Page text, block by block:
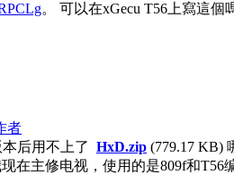
。 可以在xGecu T56上寫這個
者
后用不上了 HxD.zip (779.17 KB)
在主修电视，使用的是809f和T56